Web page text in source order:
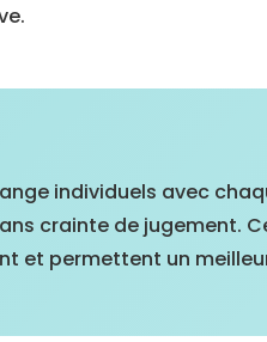
individuels avec
crainte de jugement.
et permettent un